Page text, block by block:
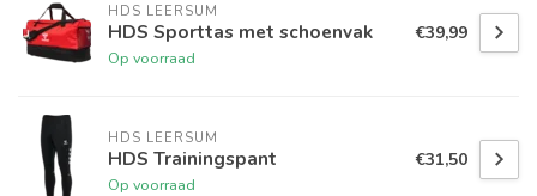
HDS LEERSUM
HDS Sporttas met schoenvak
Op voorraad
€39,99
HDS LEERSUM
HDS Trainingspant
Op voorraad
€31,50